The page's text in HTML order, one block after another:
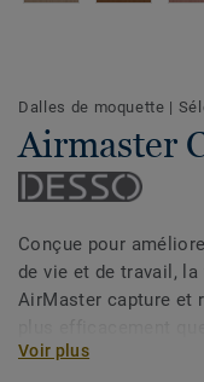
Dalles de moquette |
Airmaster
Conçue pour
de vie et de travail, la
AirMaster capture et
moquettes standard*.
Voir plus